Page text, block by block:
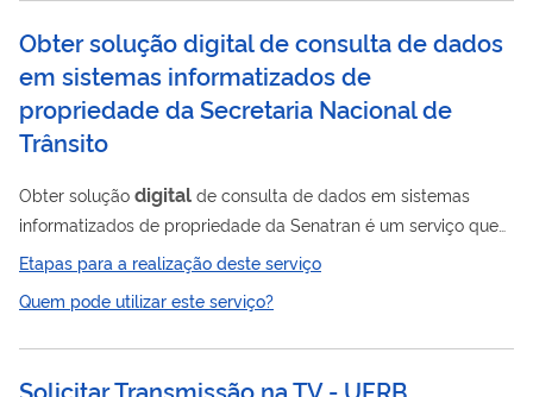
informações devem ser...
Obter solução digital de consulta de dados
em sistemas informatizados de
propriedade da Secretaria Nacional de
Trânsito
Obter solução digital de consulta de dados em sistemas
informatizados de propriedade da Senatran é um serviço que
possibilita o acesso às informações de veículos, condutores e
infrações com segurança e confiabilidade, direto das bases da
Secretaria Nacional de Trânsito (Senatran), em tempo real, por
Etapas para a realização deste serviço
Quem pode utilizar este serviço?
Solicitar Transmissão na TV - UFRB